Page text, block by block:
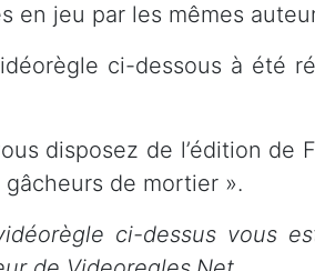
en jeu par les mêmes
ci-dessous à été
disposez de l’édition de
gâcheurs de mortier ».
ci-dessus vous